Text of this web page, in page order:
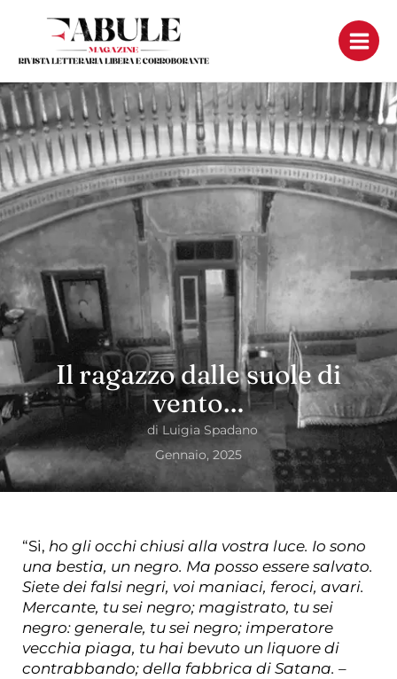
contenuto
Il ragazzo dalle suole di
vento…
di Luigia Spadano
Gennaio, 2025
“Si, ho gli occhi chiusi alla vostra luce. Io sono
una bestia, un negro. Ma posso essere salvato.
Siete dei falsi negri, voi maniaci, feroci, avari.
Mercante, tu sei negro; magistrato, tu sei
negro: generale, tu sei negro; imperatore
vecchia piaga, tu hai bevuto un liquore di
contrabbando; della fabbrica di Satana. –